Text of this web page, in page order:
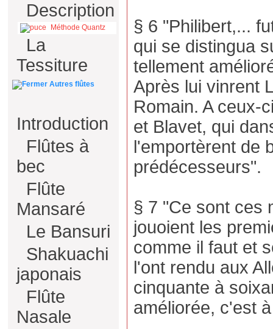
Description
Méthode Quantz
La
Tessiture
Autres flûtes
Introduction
Flûtes à
bec
Flûte
Mansaré
Le Bansuri
Shakuachi
japonais
Flûte
Nasale
§ 6 "Philibert,...
qui se distingua
tellement
Après lui vinrent
Romain. A ceux-
et Blavet, qui
l'emportèrent de
prédécesseurs".
§ 7 "Ce sont ces
jouoient les
comme il faut et
l'ont rendu aux
cinquante à
améliorée, c'est